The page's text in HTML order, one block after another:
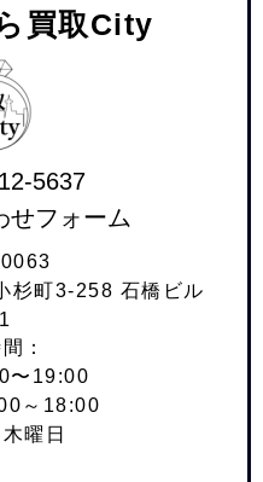
買取City
5637
せフォーム
杉町3-258 石橋ビル
：
〜19:00
～18:00
曜日